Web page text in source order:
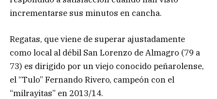
incrementarse sus minutos en cancha.
Regatas, que viene de superar ajustadamente
como local al débil San Lorenzo de Almagro (79 a
73) es dirigido por un viejo conocido peñarolense,
el “Tulo” Fernando Rivero, campeón con el
“milrayitas” en 2013/14.